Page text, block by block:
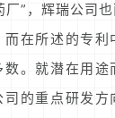
厂”，辉瑞公司
在所述的专利
。就潜在用途
的重点研发方